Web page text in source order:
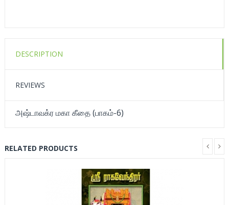
DESCRIPTION
REVIEWS
அஷ்டாவக்ர மகா கீதை (பாகம்-6)
RELATED PRODUCTS